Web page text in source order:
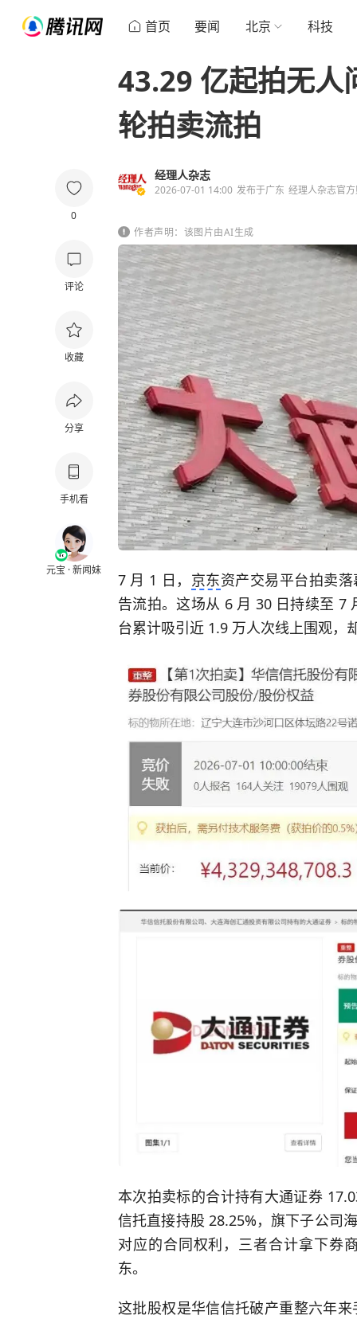
首页 要闻 北京 科技
0
评论
收藏
分享
手机看
元宝 · 新闻妹
43.29 亿起拍无人
轮拍卖流拍
经理人杂志
2026-07-01 14:00 发布于广东 经理人杂志官
作者声明：该图片由AI生成
7 月 1 日， 京东资产交易平台拍卖
告流拍。这场从 6 月 30 日持续至 7
台累计吸引近 1.9 万人次线上围观，
本次拍卖标的合计持有大通证券
信托直接持股 28.25%，旗下子公司
对应的合同权利，三者合计拿下券
东。
这批股权是华信信托破产重整六年